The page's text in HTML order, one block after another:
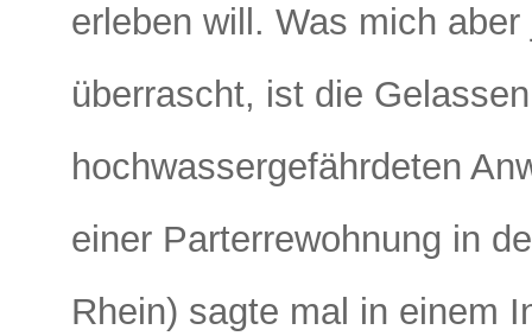
erleben will. Was mich
überrascht, ist die
hochwassergefährdeten
einer Parterrewohnung in
Rhein) sagte mal in einem